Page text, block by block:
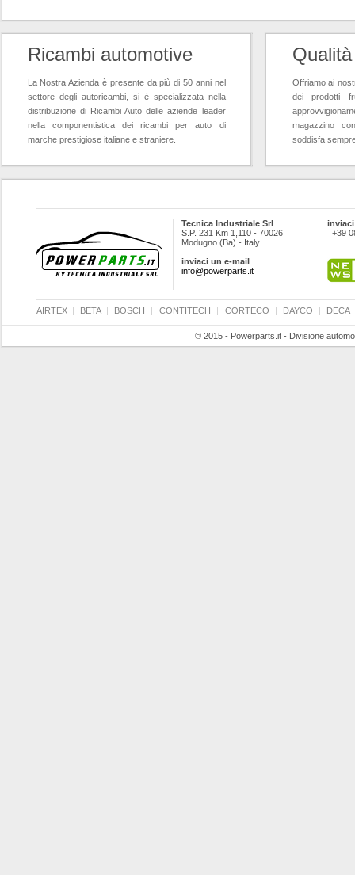
Ricambi automotive
La Nostra Azienda è presente da più di 50 anni nel
settore degli autoricambi, si è specializzata nella
distribuzione di Ricambi Auto delle aziende leader
nella componentistica dei ricambi per auto di
marche prestigiose italiane e straniere.
Offriamo ai
dei prodotti
magazzino
soddisfa
Tecnica Industriale Srl
S.P. 231 Km 1,110 - 70026
Modugno (Ba) - Italy
inviaci un e-mail
info@powerparts.it
+39
AIRTEX | BETA | BOSCH | CONTITECH | CORTECO | DAYCO | DECA
© 2015 - Powerparts.it - Divisione